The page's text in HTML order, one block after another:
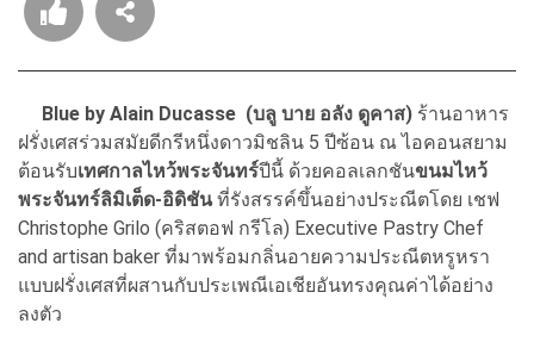
Blue by Alain Ducasse (บลู บาย อลัง ดูคาส) ร้านอาหาร
ฝรั่งเศสร่วมสมัยดีกรีหนึ่งดาวมิชลิน 5 ปีซ้อน ณ ไอคอนสยาม
ต้อนรับเทศกาลไหว้พระจันทร์ปีนี้ ด้วยคอลเลกชันขนมไหว้
พระจันทร์ลิมิเต็ด-อิดิชันที่รังสรรค์ขึ้นอย่างประณีตโดย เชฟ
Christophe Grilo (คริสตอฟ กรีโล) Executive Pastry Chef
and artisan baker ที่มาพร้อมกลิ่นอายความประณีตหรูหรา
แบบฝรั่งเศสที่ผสานกับประเพณีเอเชียอันทรงคุณค่าได้อย่าง
ลงตัว